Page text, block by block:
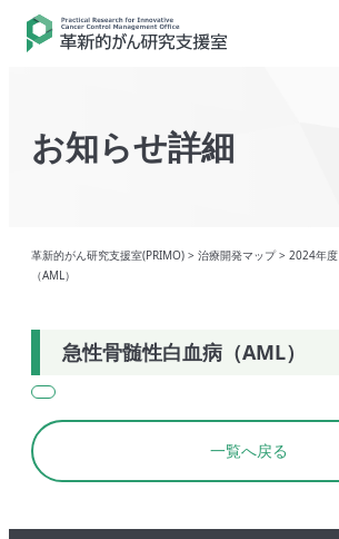
お知らせ詳細
革新的がん研究支援室(PRIMO) > 治療開発マップ> 2024年度
（AML）
急性骨髄性白血病（AML）
一覧へ戻る